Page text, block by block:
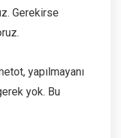
Gerekirse
yapılmayanı
yok. Bu